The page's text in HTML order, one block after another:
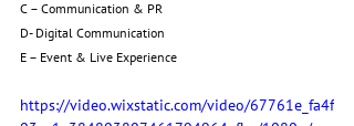
C – Communication & PR
D- Digital Communication
E – Event & Live Experience
https://video.wixstatic.com/video/67761e_fa4f